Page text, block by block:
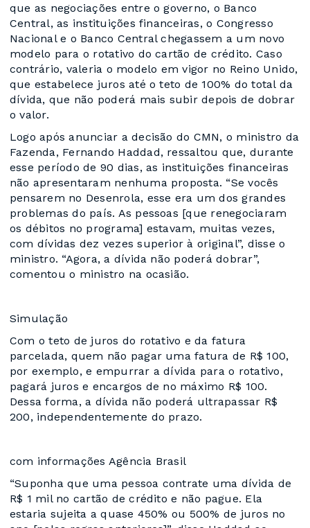
que as negociações entre o governo, o Banco
Central, as instituições financeiras, o Congresso
Nacional e o Banco Central chegassem a um novo
modelo para o rotativo do cartão de crédito. Caso
contrário, valeria o modelo em vigor no Reino Unido,
que estabelece juros até o teto de 100% do total da
dívida, que não poderá mais subir depois de dobrar
o valor.
Logo após anunciar a decisão do CMN, o ministro da
Fazenda, Fernando Haddad, ressaltou que, durante
esse período de 90 dias, as instituições financeiras
não apresentaram nenhuma proposta. “Se vocês
pensarem no Desenrola, esse era um dos grandes
problemas do país. As pessoas [que renegociaram
os débitos no programa] estavam, muitas vezes,
com dívidas dez vezes superior à original”, disse o
ministro. “Agora, a dívida não poderá dobrar”,
comentou o ministro na ocasião.
Simulação
Com o teto de juros do rotativo e da fatura
parcelada, quem não pagar uma fatura de R$ 100,
por exemplo, e empurrar a dívida para o rotativo,
pagará juros e encargos de no máximo R$ 100.
Dessa forma, a dívida não poderá ultrapassar R$
200, independentemente do prazo.
com informações Agência Brasil
“Suponha que uma pessoa contrate uma dívida de
R$ 1 mil no cartão de crédito e não pague. Ela
estaria sujeita a quase 450% ou 500% de juros no